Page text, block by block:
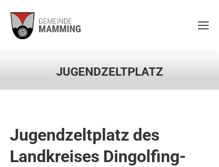
JUGENDZELTPLATZ
Jugendzeltplatz des
Landkreises Dingolfing-